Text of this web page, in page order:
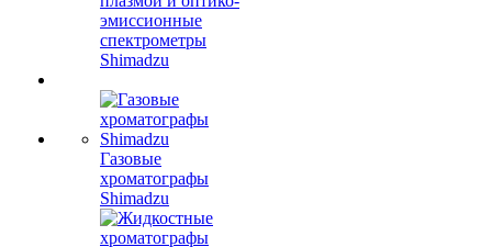
эмиссионные
спектрометры
Shimadzu
Газовые
хроматографы
Shimadzu